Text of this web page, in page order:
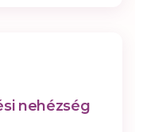
nehézség